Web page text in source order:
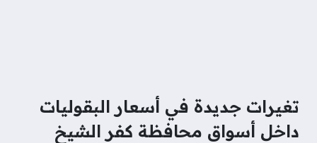
تغيرات جديدة في أسعار البقوليات
داخل أسواق محافظة كفر الشيخ